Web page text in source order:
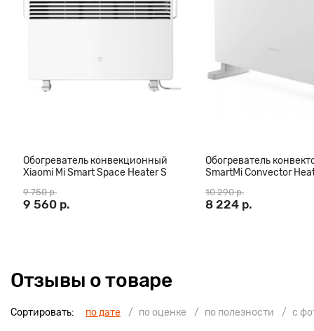
вписывается в любой интерьер.
Обогреватель конвекционный
Xiaomi Mi Smart Space Heater S
9 750 р.
9 560 р.
Обогреватель
SmartMi Convector
10 290 р.
8 224 р.
Отзывы о товаре
Сортировать: по дате по оценке по полезности с